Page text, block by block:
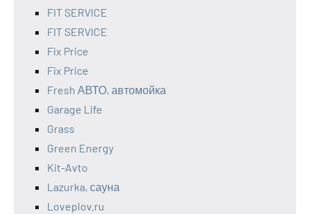
FIT SERVICE
FIT SERVICE
Fix Price
Fix Price
Fresh АВТО, автомойка
Garage Life
Grass
Green Energy
Kit-Avto
Lazurka, сауна
Loveplov.ru